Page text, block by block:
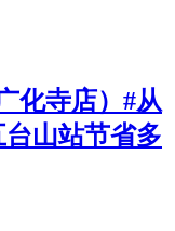
化寺店）#从
山站节省多